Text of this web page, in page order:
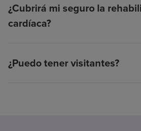
¿Cubrirá mi seguro la
cardíaca?
¿Puedo tener visitantes?